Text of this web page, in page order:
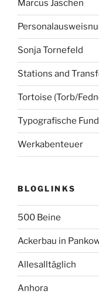
Marcus Jaschen
Sonja Tornefeld
Stations and
Tortoise (Torb/
Typografische
Werkabenteuer
BLOGLINKS
500 Beine
Ackerbau in
Allesalltäglich
Anhora